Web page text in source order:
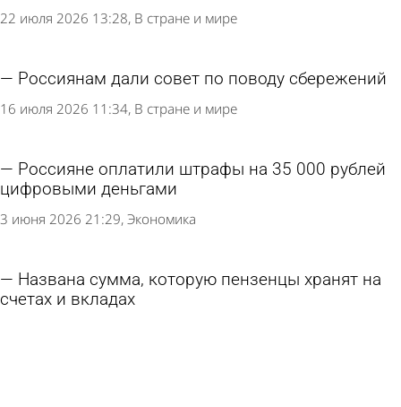
22 июля 2026 13:28 В стране и мире
Россиянам дали совет по поводу сбережений
16 июля 2026 11:34 В стране и мире
Россияне оплатили штрафы на 35 000 рублей
цифровыми деньгами
3 июня 2026 21:29 Экономика
Названа сумма, которую пензенцы хранят на
счетах и вкладах